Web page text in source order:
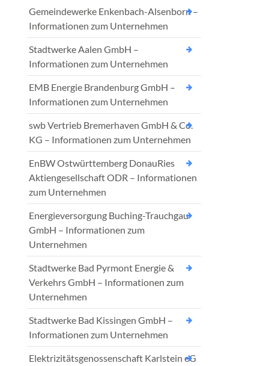
Gemeindewerke Enkenbach-Alsenborn –
Informationen zum Unternehmen
Stadtwerke Aalen GmbH –
Informationen zum Unternehmen
EMB Energie Brandenburg GmbH –
Informationen zum Unternehmen
swb Vertrieb Bremerhaven GmbH & Co.
KG – Informationen zum Unternehmen
EnBW Ostwürttemberg DonauRies
Aktiengesellschaft ODR – Informationen
zum Unternehmen
Energieversorgung Buching-Trauchgau
GmbH – Informationen zum
Unternehmen
Stadtwerke Bad Pyrmont Energie &
Verkehrs GmbH – Informationen zum
Unternehmen
Stadtwerke Bad Kissingen GmbH –
Informationen zum Unternehmen
Elektrizitätsgenossenschaft Karlstein eG